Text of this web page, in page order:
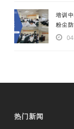
培训
粉尘
热门新闻